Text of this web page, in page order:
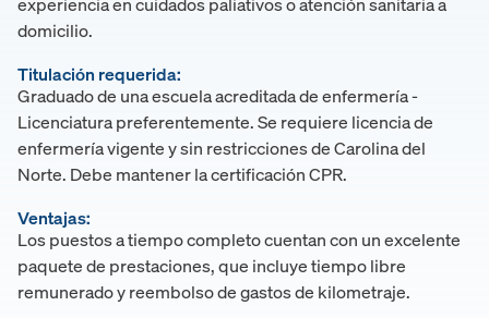
domicilio.
Titulación requerida:
Graduado de una escuela acreditada de enfermería -
Licenciatura preferentemente. Se requiere licencia de
enfermería vigente y sin restricciones de Carolina del
Norte. Debe mantener la certificación CPR.
Ventajas:
Los puestos a tiempo completo cuentan con un excelente
paquete de prestaciones, que incluye tiempo libre
remunerado y reembolso de gastos de kilometraje.